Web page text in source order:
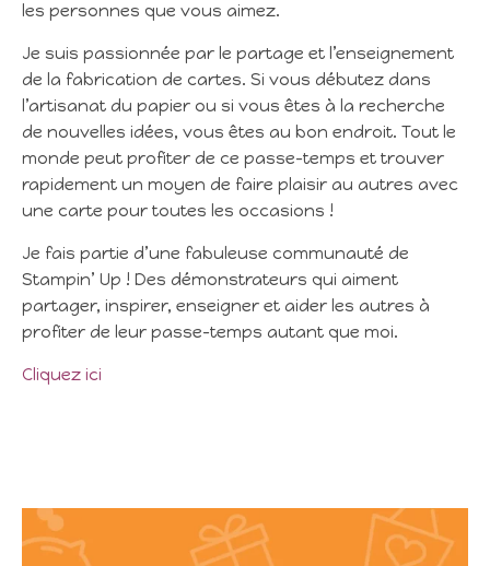
les personnes que vous aimez.
Je suis passionnée par le partage et l’enseignement
de la fabrication de cartes. Si vous débutez dans
l’artisanat du papier ou si vous êtes à la recherche
de nouvelles idées, vous êtes au bon endroit. Tout le
monde peut profiter de ce passe-temps et trouver
rapidement un moyen de faire plaisir au autres avec
une carte pour toutes les occasions !
Je fais partie d’une fabuleuse communauté de
Stampin’ Up ! Des démonstrateurs qui aiment
partager, inspirer, enseigner et aider les autres à
profiter de leur passe-temps autant que moi.
Cliquez ici